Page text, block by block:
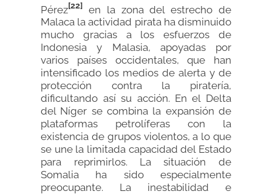
Pérez[22]
en la zona del estrecho de
Malaca la actividad pirata ha disminuido
mucho gracias a los esfuerzos de
Indonesia y Malasia, apoyadas por
varios países occidentales, que han
intensificado los medios de alerta y de
protección contra la piratería,
dificultando así su acción. En el Delta
del Níger se combina la expansión de
plataformas petrolíferas con la
existencia de grupos violentos, a lo que
se une la limitada capacidad del Estado
para reprimirlos. La situación de
Somalia ha sido especialmente
preocupante. La inestabilidad e